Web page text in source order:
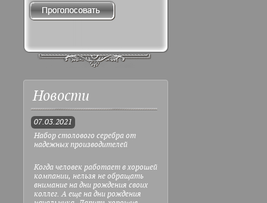
Новости
07.03.2021
Набор столового серебра от
надежных производителей
Когда человек работает в хорошей
компании, нельзя не обращать
внимание на дни рождения своих
коллег. А еще на дни рождения